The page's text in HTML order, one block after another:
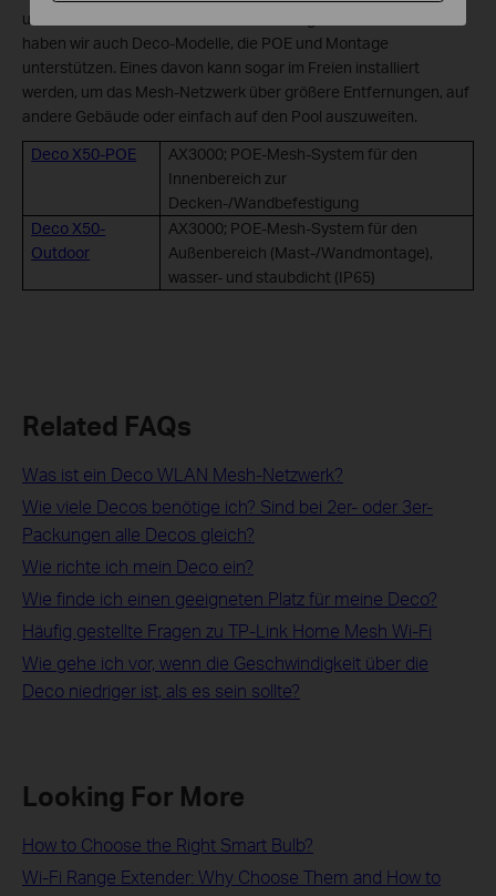
und müssen auf einer ebenen Fläche aufgestellt werden. Jetzt
haben wir auch Deco-Modelle, die POE und Montage
unterstützen. Eines davon kann sogar im Freien installiert
werden, um das Mesh-Netzwerk über größere Entfernungen, auf
andere Gebäude oder einfach auf den Pool auszuweiten.
Deco X50-POE
AX3000; POE-Mesh-System für den
Innenbereich zur
Decken-/Wandbefestigung
Deco X50-
Outdoor
AX3000; POE-Mesh-System für den
Außenbereich (Mast-/Wandmontage),
wasser- und staubdicht (IP65)
Related FAQs
Was ist ein Deco WLAN Mesh-Netzwerk?
Wie viele Decos benötige ich? Sind bei 2er- oder 3er-
Packungen alle Decos gleich?
Wie richte ich mein Deco ein?
Wie finde ich einen geeigneten Platz für meine Deco?
Häufig gestellte Fragen zu TP-Link Home Mesh Wi-Fi
Wie gehe ich vor, wenn die Geschwindigkeit über die
Deco niedriger ist, als es sein sollte?
Looking For More
How to Choose the Right Smart Bulb?
Wi-Fi Range Extender: Why Choose Them and How to